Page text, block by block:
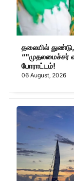
தலையில்
“"முதலமைச்சர்
போராட்டம்!
06 August, 2026